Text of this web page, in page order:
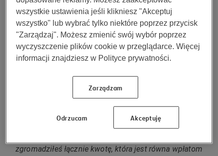
• 1,5% Twojej pensji brutto, które pracodawca
dokłada co miesiąc z własnych środków. Pracodawca
może powiększyć tę wpłatę o dodatkowe 2,5%.
• Od państwa otrzymasz jednorazowo 250 zł wpłaty
powitalnej i raz w roku 240 zł dopłaty rocznej*.
*Wpłatę powitalną otrzymasz, jeśli jesteś członkiem
PPK przez co najmniej trzy miesiące oraz na Twój
rachunek wpłynęły co najmniej trzy wpłaty
Dopłatę roczną otrzymasz, jeśli na wszystkich swoich
zgromadziłeś łącznie kwotę, która jest równa wpłatom
wszystkie ustawienia jeśli klikniesz "Akceptuj
wszystko" lub wybrać tylko niektóre poprzez przycisk
"Zarządzaj". Możesz zmienić swój wybór poprzez
wyczyszczenie plików cookie w przeglądarce. Więcej
informacji znajdziesz w Polityce prywatności.
Zarządzam
Odrzucam Akceptuję